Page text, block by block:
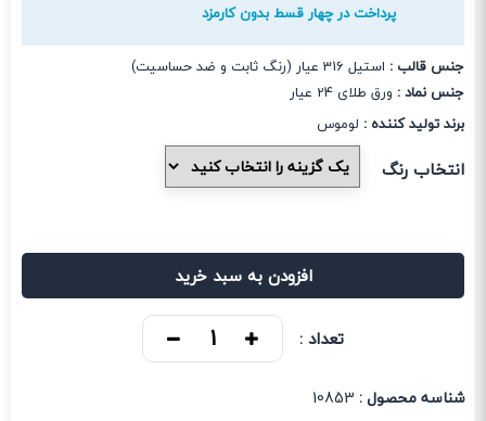
پرداخت در چهار قسط بدون کارمزد
جنس قالب : استیل 316 عیار (رنگ ثابت و ضد حساسیت)
جنس نماد : ورق طلای 24 عیار
برند تولید کننده : لوموس
انتخاب رنگ
افزودن به سبد خرید
تعداد :
شناسه محصول : 10853